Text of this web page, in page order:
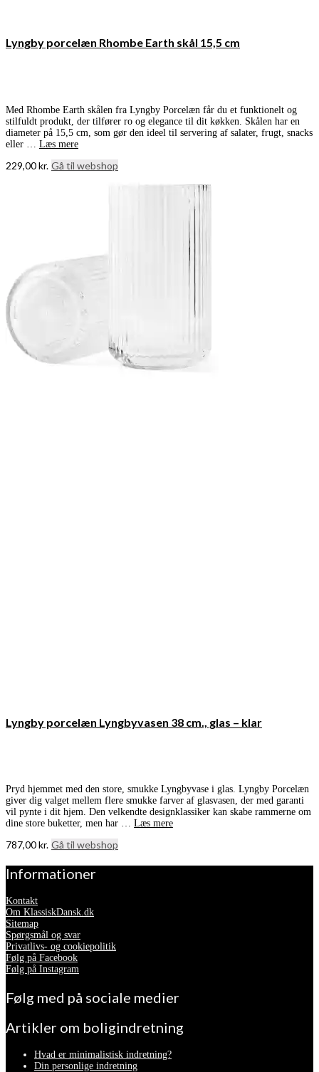
Lyngby porcelæn Rhombe Earth skål 15,5 cm
Med Rhombe Earth skålen fra Lyngby Porcelæn får du et funktionelt og
stilfuldt produkt, der tilfører ro og elegance til dit køkken. Skålen har en
diameter på 15,5 cm, som gør den ideel til servering af salater, frugt, snacks
eller … Læs mere
229,00kr. Gå til webshop
Lyngby porcelæn Lyngbyvasen 38 cm., glas – klar
Pryd hjemmet med den store, smukke Lyngbyvase i glas. Lyngby Porcelæn
giver dig valget mellem flere smukke farver af glasvasen, der med garanti
vil pynte i dit hjem. Den velkendte designklassiker kan skabe rammerne om
dine store buketter, men har … Læs mere
787,00kr. Gå til webshop
Informationer
Kontakt
Om KlassiskDansk.dk
Sitemap
Spørgsmål og svar
Privatlivs- og cookiepolitik
Følg på Facebook
Følg på Instagram
Følg med på sociale medier
Artikler om boligindretning
Hvad er minimalistisk indretning?
Din personlige indretning